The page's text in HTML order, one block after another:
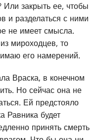
Или закрыть ее, чтобы
и разделаться с ними
не имеет смысла.
мироходцев, то
его намерений.
Враска, в конечном
Но сейчас она не
Ей предстояло
Равника будет
принять смерть